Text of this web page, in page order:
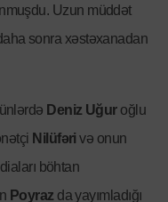
Uzun müddət
sonra xəstəxanadan
Deniz Uğuroğlu
Nilüfəri və onun
böhtan
Poyraz da yayımladığı